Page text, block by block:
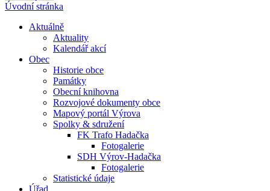
Úvodní stránka
Aktuálně
Aktuality
Kalendář akcí
Obec
Historie obce
Památky
Obecní knihovna
Rozvojové dokumenty obce
Mapový portál Výrova
Spolky & sdružení
FK Trafo Hadačka
Fotogalerie
SDH Výrov-Hadačka
Fotogalerie
Statistické údaje
Úřad